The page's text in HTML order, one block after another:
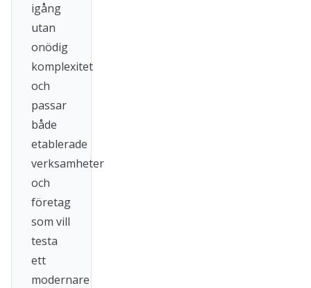
igång
utan
onödig
komplexitet
och
passar
både
etablerade
verksamheter
och
företag
som vill
testa
ett
modernare